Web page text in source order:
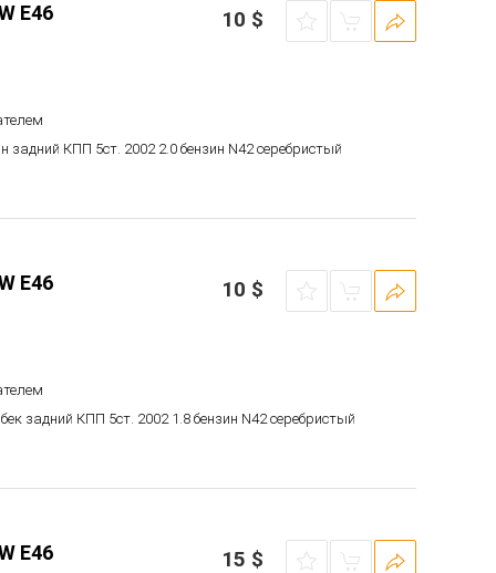
E46 10 $
задний КПП 5ст. 2002 2.0 бензин N42 серебристый
E46 10 $
задний КПП 5ст. 2002 1.8 бензин N42 серебристый
E46 15 $